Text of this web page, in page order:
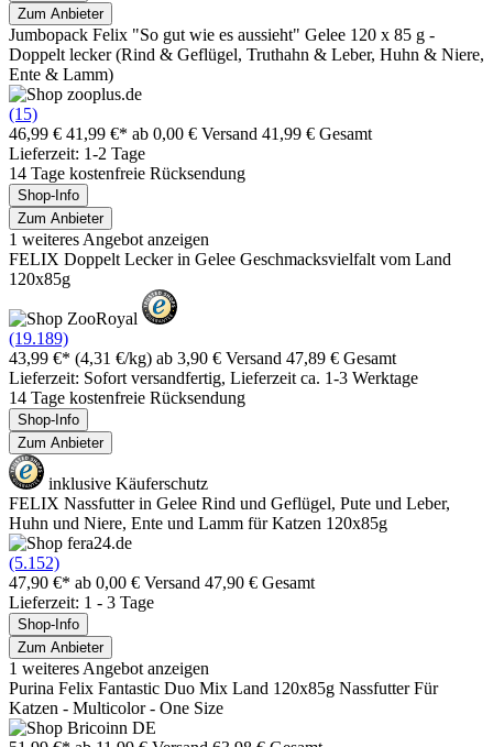
Zum Anbieter
Jumbopack Felix "So gut wie es aussieht" Gelee 120 x 85 g -
Doppelt lecker (Rind & Geflügel, Truthahn & Leber, Huhn & Niere,
Ente & Lamm)
(15)
46,99 € 41,99 €* ab 0,00 € Versand 41,99 € Gesamt
Lieferzeit: 1-2 Tage
14 Tage kostenfreie Rücksendung
Shop-Info
Zum Anbieter
1 weiteres Angebot anzeigen
FELIX Doppelt Lecker in Gelee Geschmacksvielfalt vom Land
120x85g
(19.189)
43,99 €* (4,31 €/kg) ab 3,90 € Versand 47,89 € Gesamt
Lieferzeit: Sofort versandfertig, Lieferzeit ca. 1-3 Werktage
14 Tage kostenfreie Rücksendung
Shop-Info
Zum Anbieter
inklusive Käuferschutz
FELIX Nassfutter in Gelee Rind und Geflügel, Pute und Leber,
Huhn und Niere, Ente und Lamm für Katzen 120x85g
(5.152)
47,90 €* ab 0,00 € Versand 47,90 € Gesamt
Lieferzeit: 1 - 3 Tage
Shop-Info
Zum Anbieter
1 weiteres Angebot anzeigen
Purina Felix Fantastic Duo Mix Land 120x85g Nassfutter Für
Katzen - Multicolor - One Size